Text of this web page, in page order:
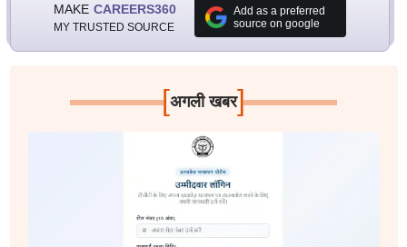
MAKE CAREERS360
MY TRUSTED SOURCE
Add as a preferred
source on google
[अगली खबर]